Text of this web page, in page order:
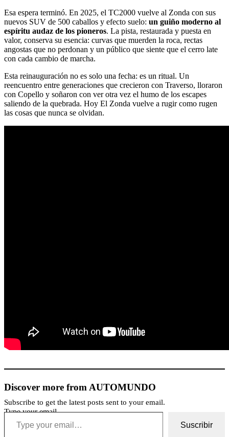
Esa espera terminó. En 2025, el TC2000 vuelve al Zonda con sus
nuevos SUV de 500 caballos y efecto suelo: un guiño moderno al
espíritu audaz de los pioneros. La pista, restaurada y puesta en
valor, conserva su esencia: curvas que muerden la roca, rectas
angostas que no perdonan y un público que siente que el cerro late
con cada cambio de marcha.
Esta reinauguración no es solo una fecha: es un ritual. Un
reencuentro entre generaciones que crecieron con Traverso, lloraron
con Copello y soñaron con ver otra vez el humo de los escapes
saliendo de la quebrada. Hoy El Zonda vuelve a rugir como rugen
las cosas que nunca se olvidan.
Discover more from AUTOMUNDO
Subscribe to get the latest posts sent to your email.
Type your email…
Suscribir